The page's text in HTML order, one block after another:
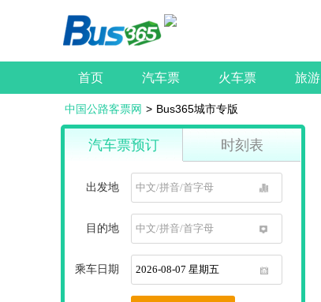
首页 汽车票 火车票 旅游
中国公路客票网 > Bus365城市专版
汽车票预订 时刻表
出发地
目的地
1
乘车日期
1